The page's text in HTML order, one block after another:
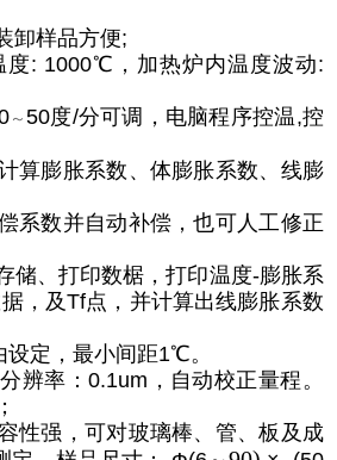
样品方便;
: 1000℃，加热炉内温度波动:
～50度/分可调，电脑程序控温,控
膨胀系数、体膨胀系数、线膨
数并自动补偿，也可人工修正
、打印数椐，打印温度-膨胀系
，及Tf点，并计算出线膨胀系数
定，最小间距1℃。
辨率：0.1um，自动校正量程。
性强，可对玻璃棒、管、板及成